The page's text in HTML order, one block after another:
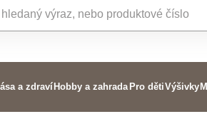
a zdraví Hobby a zahrada Pro dětiVýšivky